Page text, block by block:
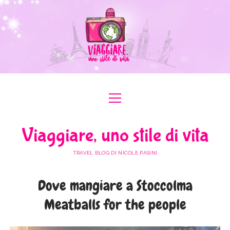
ABOUT ME
MEDIA KIT
menu
BOLOGNA
FORLÌ-CESENA
MODENA
apri
menu
LAZIO
LOMBARDIA
AUSTRIA
BULGARIA
AFRICA
apri
EGITTO
ASIA
apri
apri
menu
Viaggiare, uno stile di vita
TRAVEL BLOG DI NICOLE PASINI
Dove mangiare a Stoccolma
Meatballs for the people